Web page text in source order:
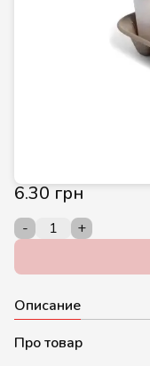
6.30 грн
- +
Описание
Про товар